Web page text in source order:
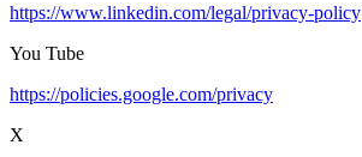
https://www.linkedin.com/legal/privacy-policy
You Tube
https://policies.google.com/privacy
X